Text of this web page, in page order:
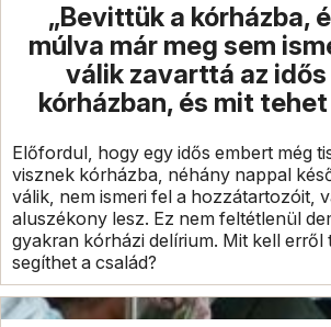
„Bevittük a kórházba,
múlva már meg sem
válik zavarttá az
kórházban, és mit
Előfordul, hogy egy idős embert még
visznek kórházba, néhány nappal
válik, nem ismeri fel a hozzátartozóit,
aluszékony lesz. Ez nem feltétlenül
gyakran kórházi delírium. Mit kell erről
segíthet a család?